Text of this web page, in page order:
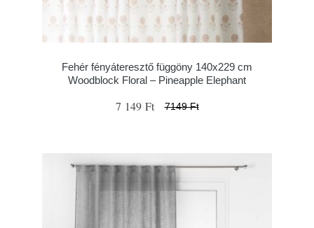
Fehér fényáteresztő függöny 140x229 cm
Woodblock Floral – Pineapple Elephant
7 149 Ft 7149 Ft